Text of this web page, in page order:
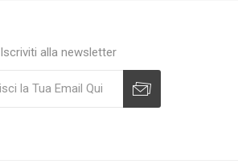
Iscriviti alla newsletter